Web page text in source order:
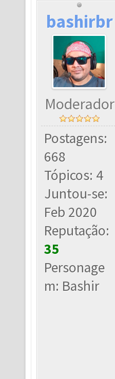
bashirbr
Moderador
Postagens:
668
Tópicos: 4
Juntou-se:
Feb 2020
Reputação:
35
Personage
m: Bashir